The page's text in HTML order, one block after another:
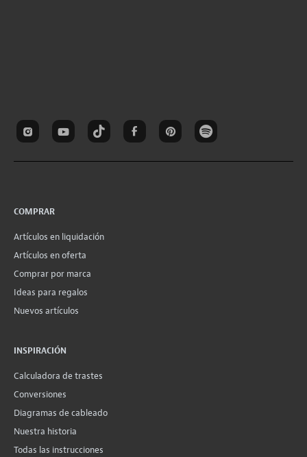
COMPRAR
Artículos en liquidación
Artículos en oferta
Comprar por marca
Ideas para regalos
Nuevos artículos
INSPIRACIÓN
Calculadora de trastes
Conversiones
Diagramas de cableado
Nuestra historia
Todas las instrucciones